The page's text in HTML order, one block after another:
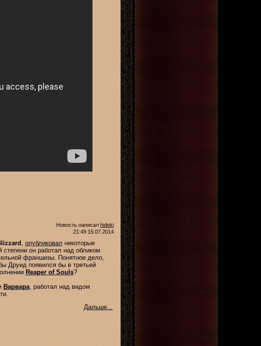
Новость написал hideki
21:49 15.07.2014
, опубликовал некоторые
он работал над обликом
франшизы. Понятное дело,
Друид появился бы в третьей
Reaper of Souls?
Варвара, работал над видом
Дальше...